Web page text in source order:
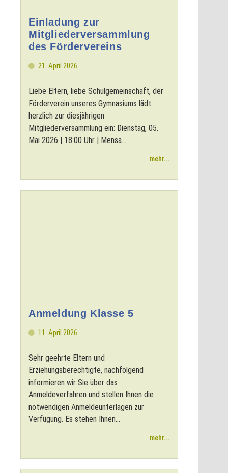
Einladung zur
Mitgliederversammlung
des Fördervereins
21. April 2026
Liebe Eltern, liebe Schulgemeinschaft, der
Förderverein unseres Gymnasiums lädt
herzlich zur diesjährigen
Mitgliederversammlung ein: Dienstag, 05.
Mai 2026 | 18:00 Uhr | Mensa...
mehr...
Anmeldung Klasse 5
11. April 2026
Sehr geehrte Eltern und
Erziehungsberechtigte, nachfolgend
informieren wir Sie über das
Anmeldeverfahren und stellen Ihnen die
notwendigen Anmeldeunterlagen zur
Verfügung. Es stehen Ihnen...
mehr...